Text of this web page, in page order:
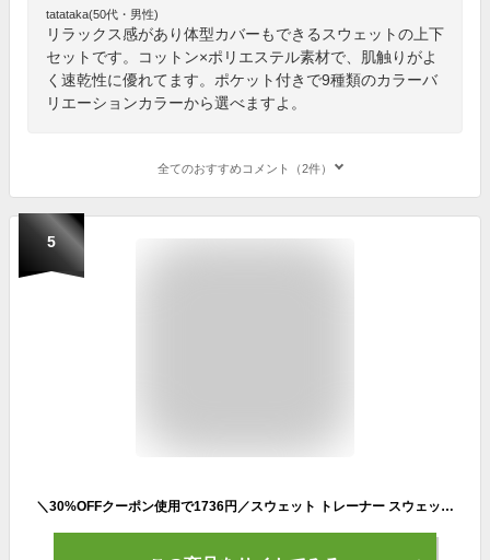
tatataka(50代・男性)
リラックス感があり体型カバーもできるスウェットの上下
セットです。コットン×ポリエステル素材で、肌触りがよ
く速乾性に優れてます。ポケット付きで9種類のカラーバ
リエーションカラーから選べますよ。
全てのおすすめコメント（2件）
5
＼30%OFFクーポン使用で1736円／スウェット トレーナー スウェットパンツ レディース メンズ セットアップ ジャージ 上下セット ルームウェア パジャマ 部屋着 春 秋 冬 秋冬 長袖 修学旅行 入院 産後 旅行 スポーツウェア ナイトウェア おしゃれ スリム ゆったり 綿